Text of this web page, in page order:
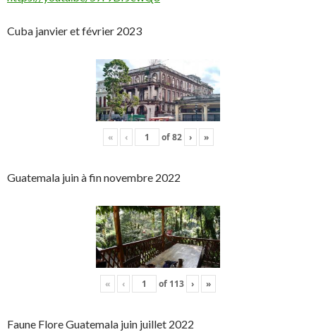
Cuba janvier et février 2023
« ‹ of82 › »
Guatemala juin à fin novembre 2022
« ‹ of 113 › »
Faune Flore Guatemala juin juillet 2022